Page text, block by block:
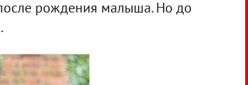
рождения малыша. Но до